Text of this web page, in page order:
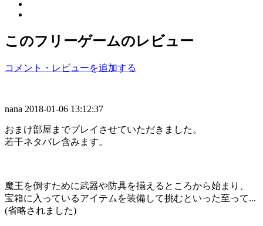
このフリーゲームのレビュー
コメント・レビューを追加する
nana 2018-01-06 13:12:37
おまけ部屋までプレイさせていただきました。
若干ネタバレ含みます。
魔王を倒すために武器や防具を揃えるところから始まり、
宝箱に入っているアイテムを装備して挑むといった至って...
(省略されました)